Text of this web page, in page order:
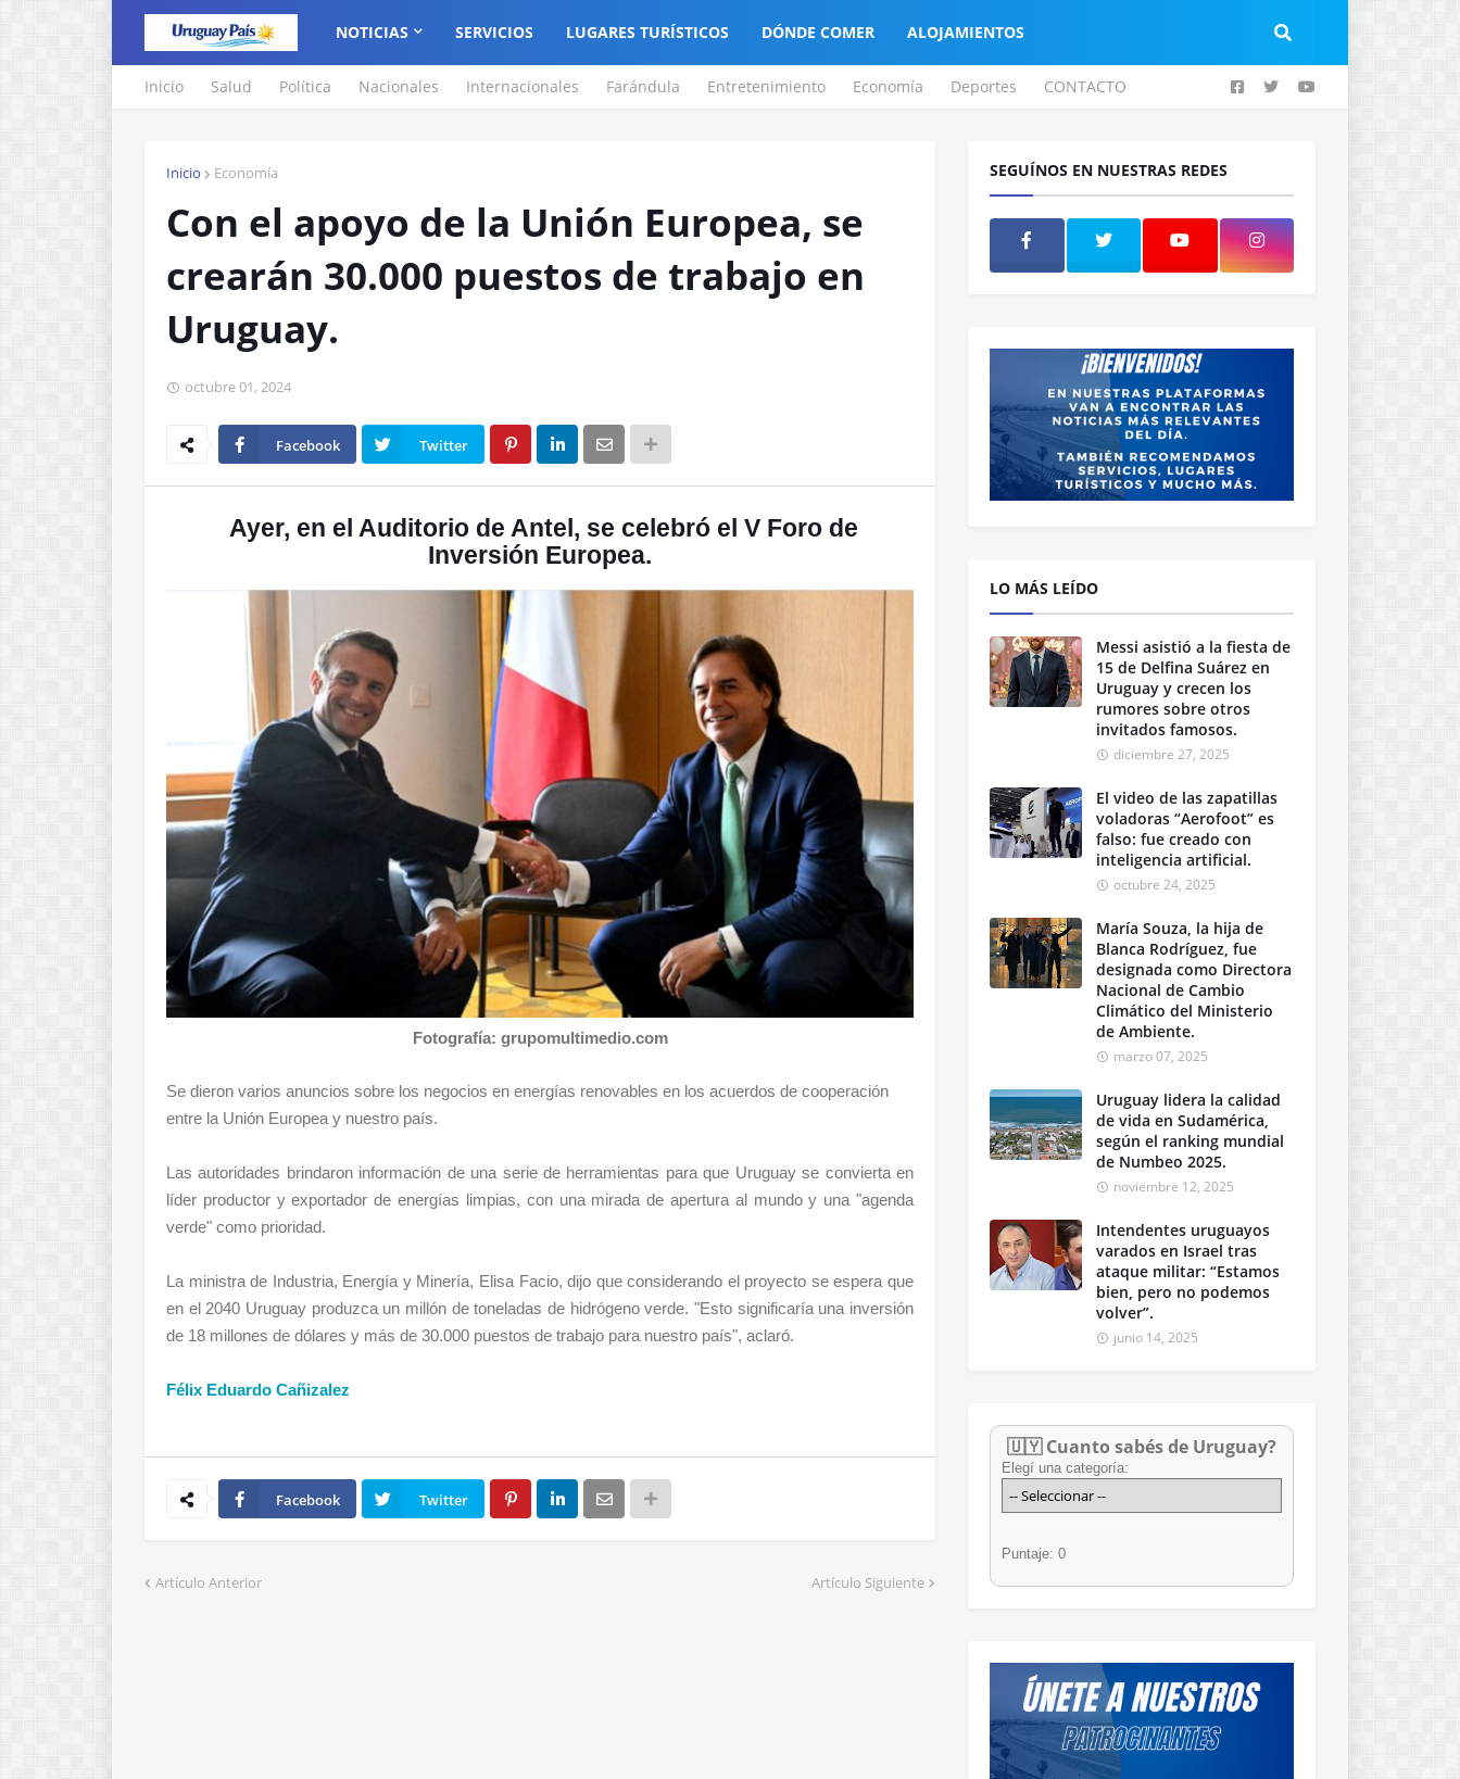
NOTICIAS SERVICIOS LUGARES TURÍSTICOS DÓNDE COMER ALOJAMIENTOS
Inicio Salud Política Nacionales Internacionales Farándula Entretenimiento Economía Deportes CONTACTO
Inicio Economía
Con el apoyo de la Unión Europea, se
crearán 30.000 puestos de trabajo en
Uruguay.
octubre 01, 2024
Facebook Twitter
Ayer, en el Auditorio de Antel, se celebró el V Foro de
Inversión Europea.
Fotografía: grupomultimedio.com
Se dieron varios anuncios sobre los negocios en energías renovables en los acuerdos de cooperación
entre la Unión Europea y nuestro país.
Las autoridades brindaron información de una serie de herramientas para que Uruguay se convierta en
líder productor y exportador de energías limpias, con una mirada de apertura al mundo y una "agenda
verde" como prioridad.
La ministra de Industria, Energía y Minería, Elisa Facio, dijo que considerando el proyecto se espera que
en el 2040 Uruguay produzca un millón de toneladas de hidrógeno verde. "Esto significaría una inversión
de 18 millones de dólares y más de 30.000 puestos de trabajo para nuestro país", aclaró.
Félix Eduardo Cañizalez
Facebook Twitter
Artículo Anterior Artículo Siguiente
SEGUÍNOS EN NUESTRAS REDES
LO MÁS LEÍDO
Messi asistió a la fiesta de
15 de Delfina Suárez en
Uruguay y crecen los
rumores sobre otros
invitados famosos.
diciembre 27, 2025
El video de las zapatillas
voladoras “Aerofoot” es
falso: fue creado con
inteligencia artificial.
octubre 24, 2025
María Souza, la hija de
Blanca Rodríguez, fue
designada como Directora
Nacional de Cambio
Climático del Ministerio
de Ambiente.
marzo 07, 2025
Uruguay lidera la calidad
de vida en Sudamérica,
según el ranking mundial
de Numbeo 2025.
noviembre 12, 2025
Intendentes uruguayos
varados en Israel tras
ataque militar: “Estamos
bien, pero no podemos
volver”.
junio 14, 2025
🇺🇾 Cuanto sabés de Uruguay?
Elegí una categoría:
Puntaje: 0